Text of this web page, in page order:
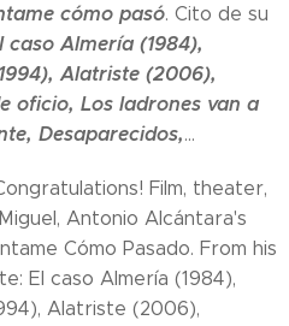
cómo pasó. Cito de su
caso Almería (1984),
Alatriste (2006),
oficio, Los ladrones van a
Desaparecidos,...
Film, theater,
Antonio Alcántara's
Cómo Pasado. From his
El caso Almería (1984),
Alatriste (2006),